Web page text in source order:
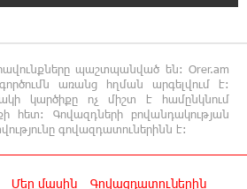
ռեկորդներ
08-2026
Եղվարդ ճանապարհին բախվել են
ն և «Opel»-ը. կա վիրավոր
պաշտպանված են: Orer.am
առանց հղման արգելվում է:
կարծիքը ոչ միշտ է համընկնում
հետ: Գովազդների բովանդակության
գովազդատուներինն է:
Մեր մասին Գովազդատուներին